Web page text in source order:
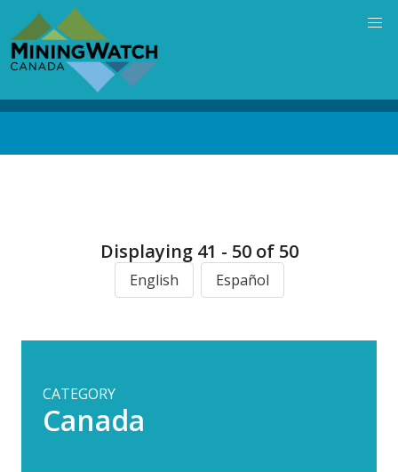
main
content
Displaying 41 - 50 of 50
English Español
CATEGORY
Canada